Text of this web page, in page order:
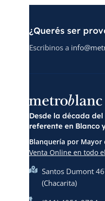
¿Querés ser
Escribinos a
Desde la década del
referente en Blanco
Blanquería por Mayor
Venta Online en todo
Santos Dumont
(Chacarita)